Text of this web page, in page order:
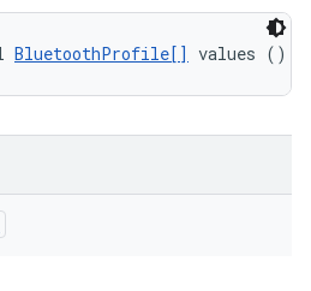
BluetoothProfile[] values ()